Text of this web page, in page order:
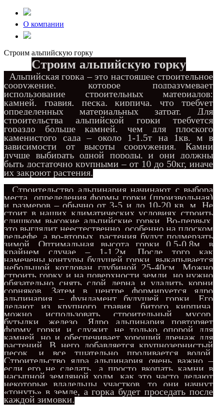
О компании
Строим альпийскую горку
Строим альпийскую горку
Альпийская горка – это настоящее строительное
сооружение, которое подразумевает
использование строительных материалов:
камней, гравия, песка, кирпича, что требует
определенных материальных затрат. Для
строительства альпийской горки требуется
гораздо больше камней, чем для плоского
каменистого сада – около 1-1,5т на 1кв. м в
зависимости от высоты сооружения. Камни
лучше выбирать одной породы, и они должны
быть достаточно крупными – от 10 до 50кг, иначе
их закроют растения.
Строительство альпинария начинают с выбора
места, определения формы горки (произвольная)
и размеров – обычно от 3-5 и до 10-20 кв. м. Не
стоит в наших климатических условиях строить
слишком высокие альпийские горки. Во-первых,
это выглядит неестественно, особенно на плоском
рельефе, а во-вторых, растения будут подмерзать
зимой. Оптимальная высота горки 0,5-0,8м, в
крайнем случае – 1-1,2м. После того как
намечены контуры будущей горки, выкапывается
небольшой котлован глубиной 25-40см. Можно
строить горку и на поверхности земли, но нужно
обязательно снять слой дерна и удалить корни
сорняков. Затем в центре формируется ядро
альпинария – фундамент будущей горки. Его
делают из крупного гравия, битого кирпича,
можно использовать строительный мусор,
бутылки, железо. Ядро альпинария повторяет
форму горки и служит не только опорой для
камней, но и обеспечивает хороший дренаж для
растений. В него добавляется крупнозернистый
песок, и все тщательно проливается водой.
Строительство ядра альпинария очень важно –
если его не сделать, а просто вкопать камни в
насыпной земляной холм, как это часто делают
некоторые владельцы участков, то они начнут
«тонуть» в земле, а горка будет проседать после
каждой зимовки.